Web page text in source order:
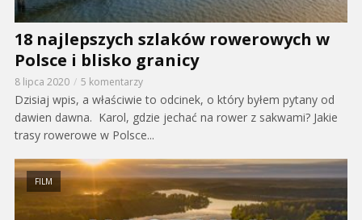
18 najlepszych szlaków rowerowych w
Polsce i blisko granicy
8 lipca 2020 5 komentarzy
Dzisiaj wpis, a właściwie to odcinek, o który byłem pytany od
dawien dawna. Karol, gdzie jechać na rower z sakwami? Jakie
trasy rowerowe w Polsce...
FILM